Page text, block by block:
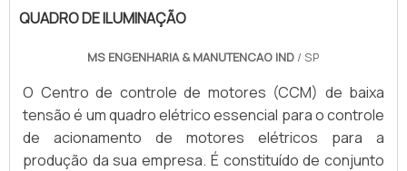
QUADRO DE ILUMINAÇÃO
MS ENGENHARIA & MANUTENCAO IND / SP
O Centro de controle de motores (CCM) de baixa
tensão é um quadro elétrico essencial para o controle
de acionamento de motores elétricos para a
produção da sua empresa. É constituído de conjunto